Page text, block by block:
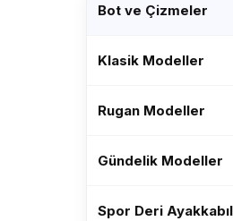
Bot ve Çizmeler
Klasik Modeller
Rugan Modeller
Gündelik Modeller
Spor Deri